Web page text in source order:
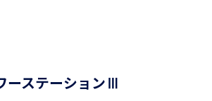
ーステーションⅢ